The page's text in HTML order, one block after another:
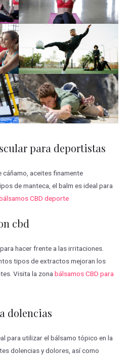
para deportistas
aceites finamente
de manteca, el balm es ideal para
CBD deporte
cbd
hacer frente a las irritaciones.
tipos de extractos mejoran los
Visita la zonabálsamos CBD para
dolencias
para utilizar el bálsamo tópico en la
dolencias y dolores, así como